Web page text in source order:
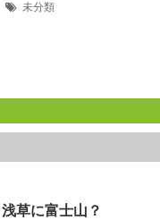
未分類
浅草に富士山？